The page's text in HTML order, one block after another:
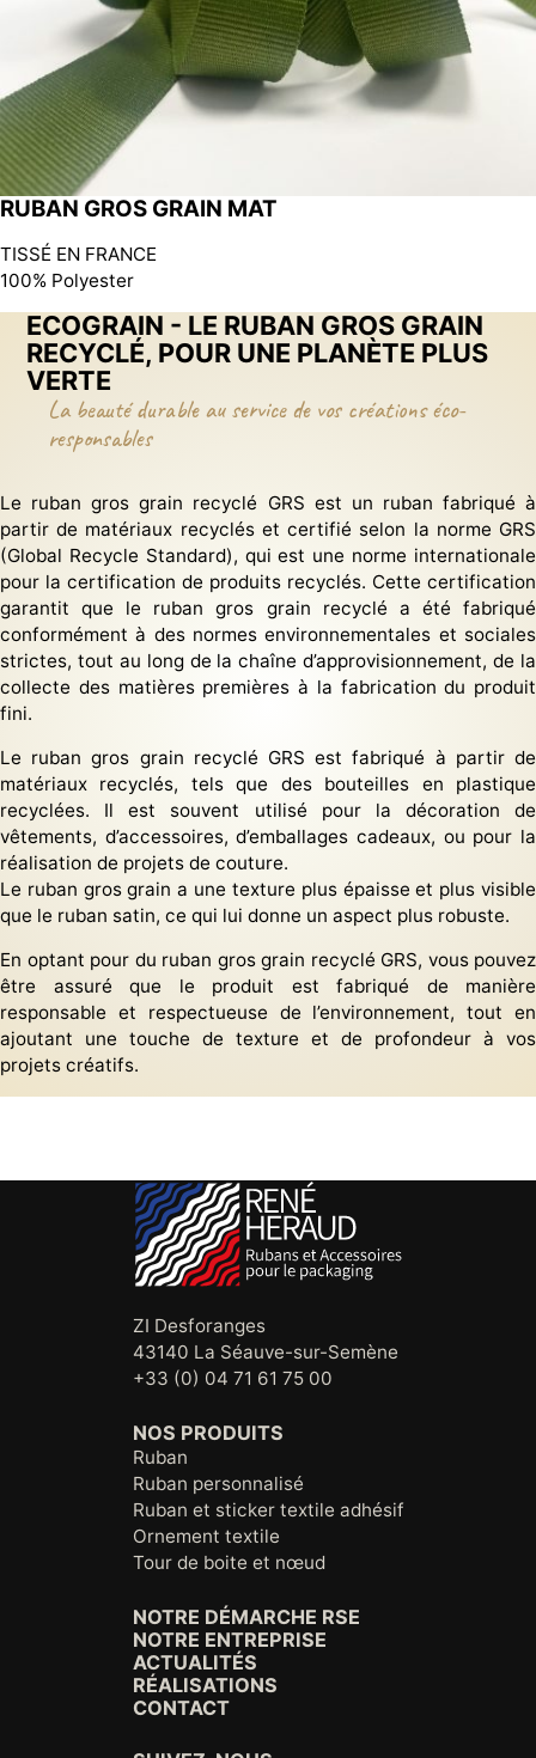
RUBAN GROS GRAIN MAT
TISSÉ EN FRANCE
100% Polyester
ECOGRAIN - LE RUBAN GROS GRAIN
RECYCLÉ, POUR UNE PLANÈTE PLUS
VERTE
La beauté durable au service de vos créations éco-
responsables
Le ruban gros grain recyclé GRS est un ruban fabriqué à
partir de matériaux recyclés et certifié selon la norme GRS
(Global Recycle Standard), qui est une norme internationale
pour la certification de produits recyclés. Cette certification
garantit que le ruban gros grain recyclé a été fabriqué
conformément à des normes environnementales et sociales
strictes, tout au long de la chaîne d’approvisionnement, de la
collecte des matières premières à la fabrication du produit
fini.
Le ruban gros grain recyclé GRS est fabriqué à partir de
matériaux recyclés, tels que des bouteilles en plastique
recyclées. Il est souvent utilisé pour la décoration de
vêtements, d’accessoires, d’emballages cadeaux, ou pour la
réalisation de projets de couture.
Le ruban gros grain a une texture plus épaisse et plus visible
que le ruban satin, ce qui lui donne un aspect plus robuste.
En optant pour du ruban gros grain recyclé GRS, vous pouvez
être assuré que le produit est fabriqué de manière
responsable et respectueuse de l’environnement, tout en
ajoutant une touche de texture et de profondeur à vos
projets créatifs.
ZI Desforanges
43140 La Séauve-sur-Semène
+33 (0) 04 71 61 75 00
NOS PRODUITS
Ruban
Ruban personnalisé
Ruban et sticker textile adhésif
Ornement textile
Tour de boite et nœud
NOTRE DÉMARCHE RSE
NOTRE ENTREPRISE
ACTUALITÉS
RÉALISATIONS
CONTACT